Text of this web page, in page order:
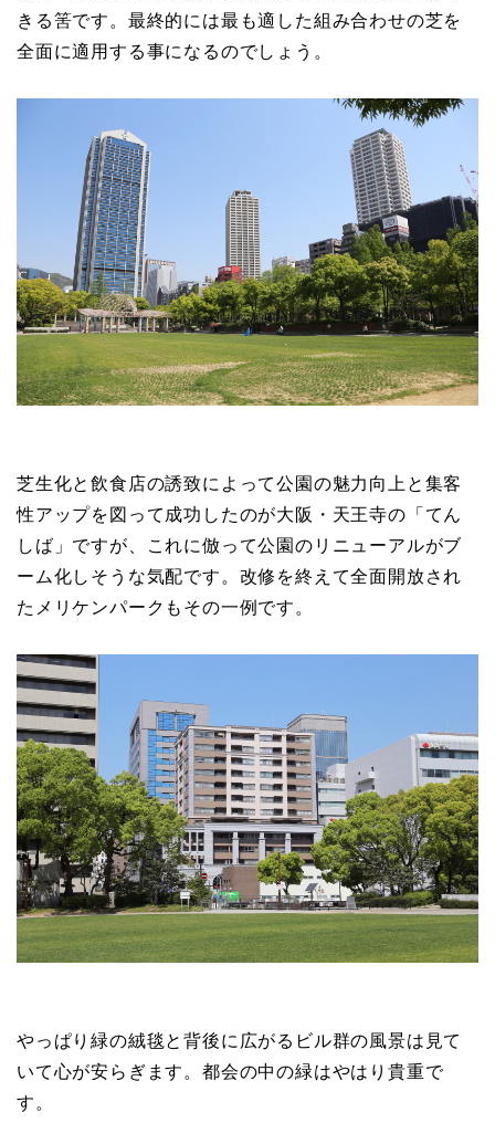
きる筈です。最終的には最も適した組み合わせの芝を
全面に適用する事になるのでしょう。
芝生化と飲食店の誘致によって公園の魅力向上と集客
性アップを図って成功したのが大阪・天王寺の「てん
しば」ですが、これに倣って公園のリニューアルがブ
ーム化しそうな気配です。改修を終えて全面開放され
たメリケンパークもその一例です。
やっぱり緑の絨毯と背後に広がるビル群の風景は見て
いて心が安らぎます。都会の中の緑はやはり貴重で
す。